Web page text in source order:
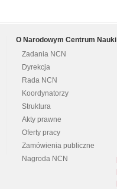
O Narodowym Centrum Nauki
Zadania NCN
Dyrekcja
Rada NCN
Koordynatorzy
Struktura
Akty prawne
Oferty pracy
Zamówienia publiczne
Nagroda NCN